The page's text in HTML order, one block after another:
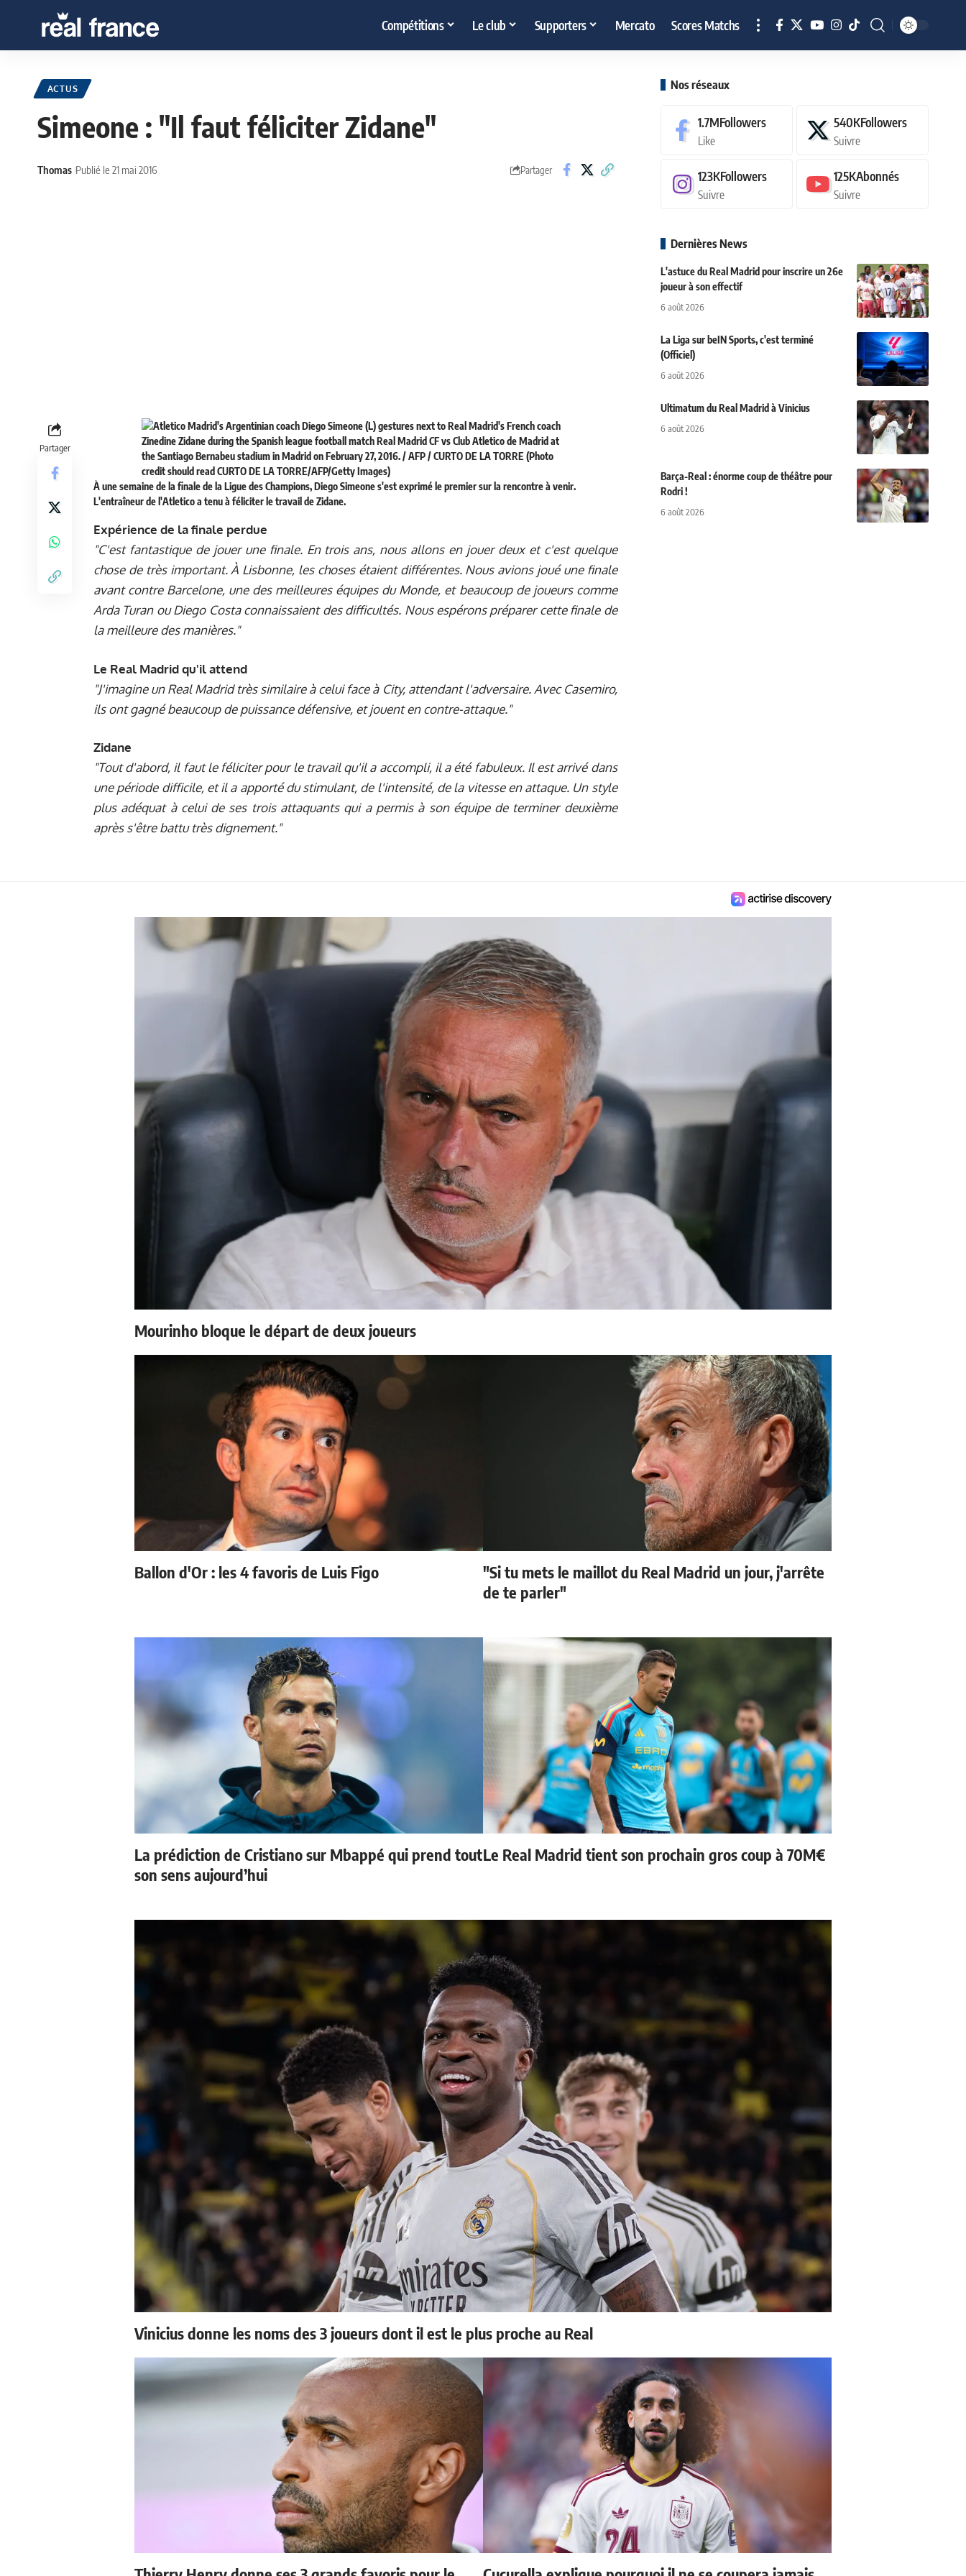
Compétitions Le club Supporters Mercato Scores Matchs
ACTUS
Simeone : "Il faut féliciter Zidane"
Thomas Publié le 21 mai 2016 Partager
Partager
À une semaine de la finale de la Ligue des Champions, Diego Simeone s'est exprimé le premier sur la rencontre à venir.
L'entraîneur de l'Atletico a tenu à féliciter le travail de Zidane.
Expérience de la finale perdue
"C'est fantastique de jouer une finale. En trois ans, nous allons en jouer deux et c'est quelque
chose de très important. À Lisbonne, les choses étaient différentes. Nous avions joué une finale
avant contre Barcelone, une des meilleures équipes du Monde, et beaucoup de joueurs comme
Arda Turan ou Diego Costa connaissaient des difficultés. Nous espérons préparer cette finale de
la meilleure des manières."
Le Real Madrid qu'il attend
"J'imagine un Real Madrid très similaire à celui face à City, attendant l'adversaire. Avec Casemiro,
ils ont gagné beaucoup de puissance défensive, et jouent en contre-attaque."
Zidane
"Tout d'abord, il faut le féliciter pour le travail qu'il a accompli, il a été fabuleux. Il est arrivé dans
une période difficile, et il a apporté du stimulant, de l'intensité, de la vitesse en attaque. Un style
plus adéquat à celui de ses trois attaquants qui a permis à son équipe de terminer deuxième
après s'être battu très dignement."
Nos réseaux
1.7MFollowers
Like
540KFollowers
Suivre
123KFollowers
Suivre
125KAbonnés
Suivre
Dernières News
L'astuce du Real Madrid pour inscrire un 26e
joueur à son effectif
6 août 2026
La Liga sur beIN Sports, c'est terminé
(Officiel)
6 août 2026
Ultimatum du Real Madrid à Vinicius
6 août 2026
Barça-Real : énorme coup de théâtre pour
Rodri !
6 août 2026
Mourinho bloque le départ de deux joueurs
Ballon d'Or : les 4 favoris de Luis Figo
"Si tu mets le maillot du Real Madrid un jour, j'arrête
de te parler"
La prédiction de Cristiano sur Mbappé qui prend tout
son sens aujourd’hui
Le Real Madrid tient son prochain gros coup à 70M€
Vinicius donne les noms des 3 joueurs dont il est le plus proche au Real